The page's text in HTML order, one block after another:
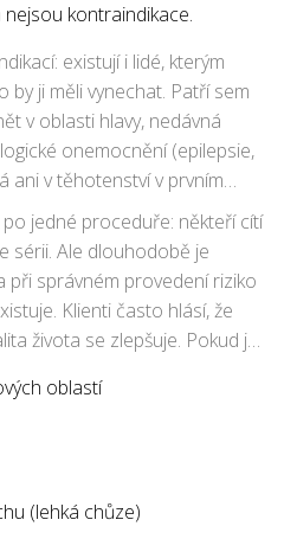
kontraindikace.
existují i lidé, kterým
ji měli vynechat. Patří sem
v oblasti hlavy, nedávná
onemocnění (epilepsie,
ani v těhotenství v prvním
Pozor na stav, kdy bolest
ztuhlá šíje nebo jiné
k lékaři, protože může jít
(např. meningitida nebo
jedné proceduře: někteří cítí
sérii. Ale dlouhodobě je
při správném provedení riziko
Klienti často hlásí, že
života se zlepšuje. Pokud jsi
oblastí
(lehká chůze)